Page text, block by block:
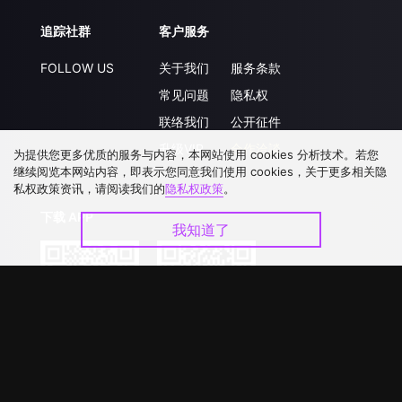
追踪社群
FOLLOW US
客户服务
关于我们
常见问题
联络我们
升级VIP
服务条款
隐私权
公开征件
合作洽談
下载 APP
为提供您更多优质的服务与内容，本网站使用 cookies 分析技术。若您
继续阅览本网站内容，即表示您同意我们使用 cookies，关于更多相关隐
私权政策资讯，请阅读我们的隐私权政策。
我知道了